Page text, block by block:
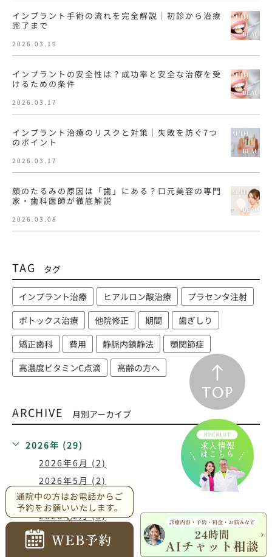
インプラント手術の流れを完全解説｜初診から治療
完了まで
2026.03.19
インプラントの安全性は？成功率と安全な治療を受
けるための条件
2026.03.17
インプラント治療のリスクと対策｜失敗を防ぐ7つ
のポイント
2026.03.17
顔のたるみの原因は「歯」にある？口元美容の専門
家・歯科医師が徹底解説
2026.03.08
TAG タグ
インプラント治療 ヒアルロン酸治療
プラセンタ注射
ボトックス治療
他院修正 期間
歯ぎしり
矯正歯科
費用 静脈内鎮静法
顎関節症
高濃度ビタミンC点滴
高齢の方へ
ARCHIVE 月別アーカイブ
2026年 (29)
2026年6月 (2)
2026年5月 (2)
2026年3月 (11)
2026年2月 (5)
2026年1月 (9)